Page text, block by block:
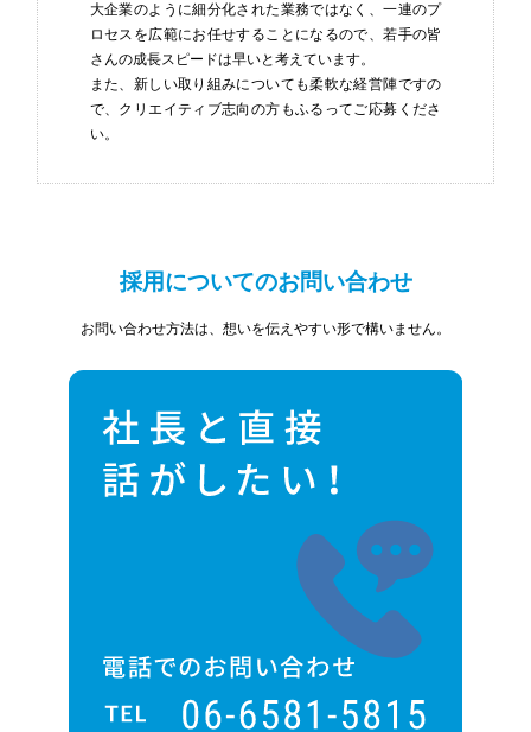
大企業のように細分化された業務ではなく、一連のプ
ロセスを広範にお任せすることになるので、若手の皆
さんの成長スピードは早いと考えています。
また、新しい取り組みについても柔軟な経営陣ですの
で、 クリエイティブ志向の方もふるってご応募くださ
い。
採用についてのお問い合わせ
お問い合わせ方法は、想いを伝えやすい形で構いません。